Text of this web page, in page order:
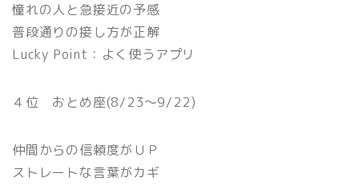
憧れの人と急接近の予感
普段通りの接し方が正解
Lucky Point：よく使うアプリ
４位 おとめ座(8/23〜9/22)
仲間からの信頼度がＵＰ
ストレートな言葉がカギ